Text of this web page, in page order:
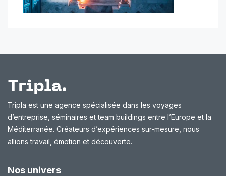
Tripla est une agence spécialisée dans les voyages
d’entreprise, séminaires et team buildings entre l’Europe et la
Méditerranée. Créateurs d’expériences sur-mesure, nous
allions travail, émotion et découverte.
Nos univers